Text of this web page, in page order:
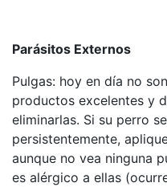
Parásitos Externos
Pulgas: hoy en día no
productos excelentes y
eliminarlas. Si su perro
persistentemente,
aunque no vea ninguna
es alérgico a ellas